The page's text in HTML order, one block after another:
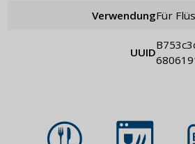
Verwendung für
UUID
b753c3c2-4e63-417d-b912-